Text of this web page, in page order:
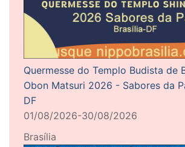
Quermesse do Templo Budista de
Obon Matsuri 2026 - Sabores da
DF
01/08/2026-30/08/2026
Brasília